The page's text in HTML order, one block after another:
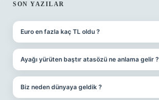
SIDEBAR
SON YAZILAR
Euro en fazla kaç TL oldu ?
Ayağı yürüten baştır atasözü ne anlama gelir ?
Biz neden dünyaya geldik ?